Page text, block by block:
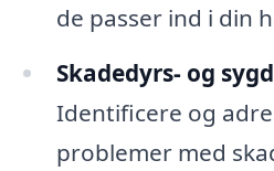
de passer ind i din
Skadedyrs- og
Identificere og
problemer med